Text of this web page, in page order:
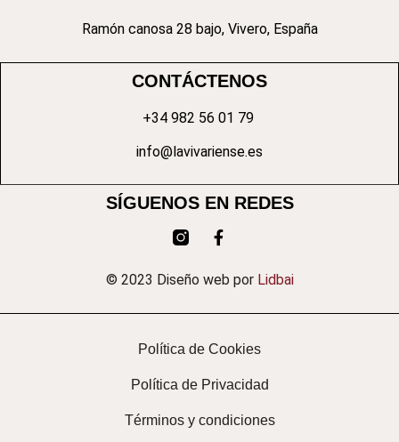
Ramón canosa 28 bajo, Vivero, España
CONTÁCTENOS
+34 982 56 01 79
info@lavivariense.es
SÍGUENOS EN REDES
© 2023 Diseño web por Lidbai
Política de Cookies
Política de Privacidad
Términos y condiciones